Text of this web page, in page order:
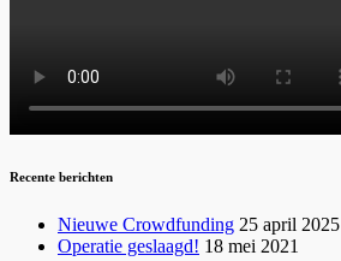
Recente berichten
Nieuwe Crowdfunding 25 april 2025
Operatie geslaagd! 18 mei 2021